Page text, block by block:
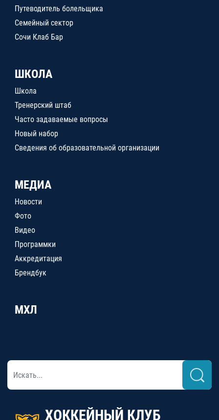
Путеводитель болельщика
Семейный сектор
Сочи Клаб Бар
ШКОЛА
Школа
Тренерский штаб
Часто задаваемые вопросы
Новый набор
Сведения об образовательной организации
МЕДИА
Новости
Фото
Видео
Программки
Аккредитация
Брендбук
МХЛ
ХОККЕЙНЫЙ КЛУБ